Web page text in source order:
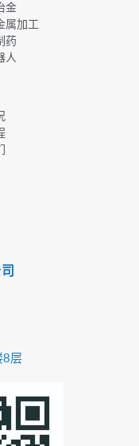
金
属加工
药
人
8层